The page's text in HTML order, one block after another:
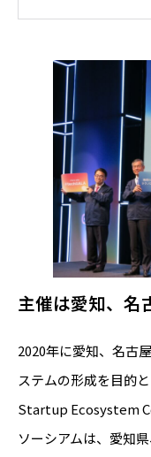
主催は愛知、名
2020年に愛知、名古
ステムの形成を目的
Startup Ecosystem
ソーシアムは、愛知